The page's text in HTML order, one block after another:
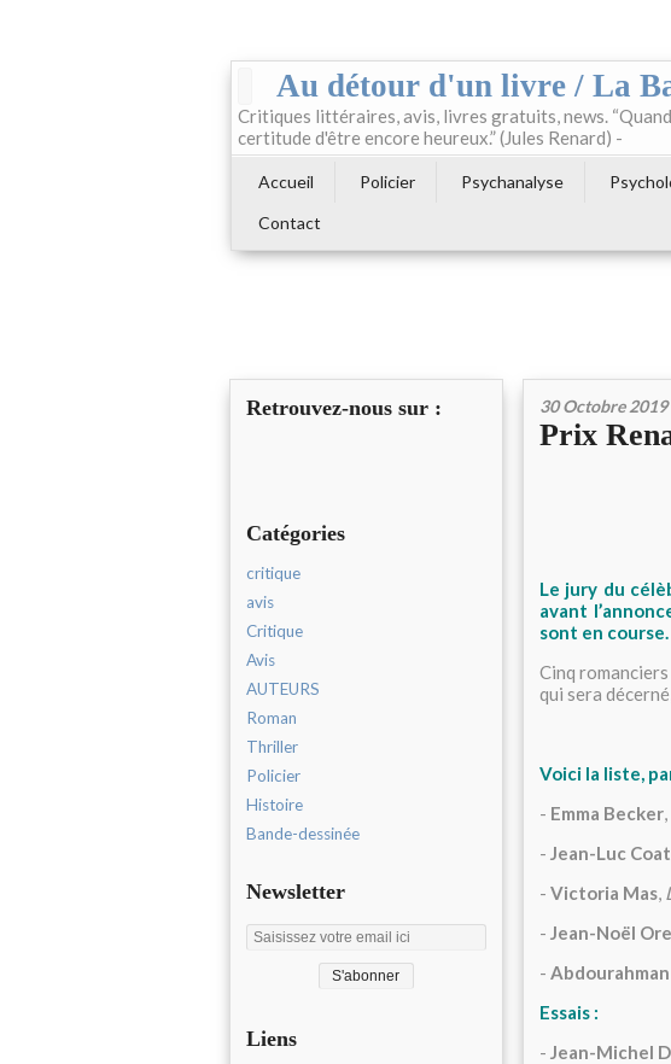
Au détour d'un livre / La
Critiques littéraires, avis, livres gratuits, news.
certitude d'être encore heureux.” (Jules Renard) -
Accueil Policier Psychanalyse
Contact
Retrouvez-nous sur :
Catégories
critique
avis
Critique
Avis
AUTEURS
Roman
Thriller
Policier
Histoire
Bande-dessinée
Newsletter
Liens
30 Octobre 2019
Prix
Le jury du
avant
sont en course.
Cinq
qui sera
Voici la liste,
- Emma Becker,
- Jean-Luc
- Victoria Mas,
- Jean-Noël
-
Essais :
- Jean-Michel